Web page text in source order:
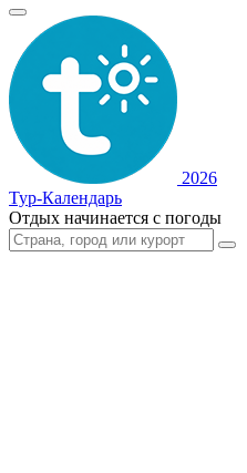
2026
Тур-Календарь
Отдых начинается с погоды